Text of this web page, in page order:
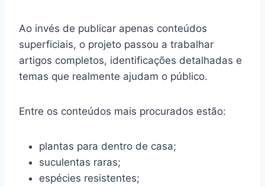
Ao invés de publicar apenas conteúdos
superficiais, o projeto passou a trabalhar
artigos completos, identificações detalhadas e
temas que realmente ajudam o público.
Entre os conteúdos mais procurados estão:
plantas para dentro de casa;
suculentas raras;
espécies resistentes;